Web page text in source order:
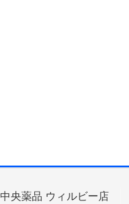
中央薬品 ウィルビー店